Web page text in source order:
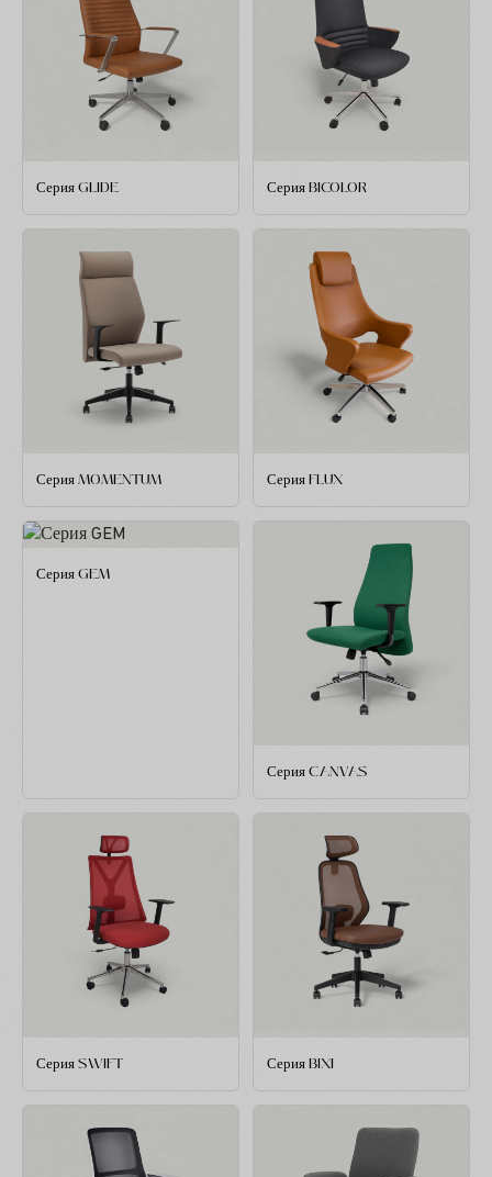
Серия GLIDE Серия BICOLOR
Серия MOMENTUM Серия FLUX
Серия GEM
Серия CANVAS
Серия SWIFT Серия BIXI